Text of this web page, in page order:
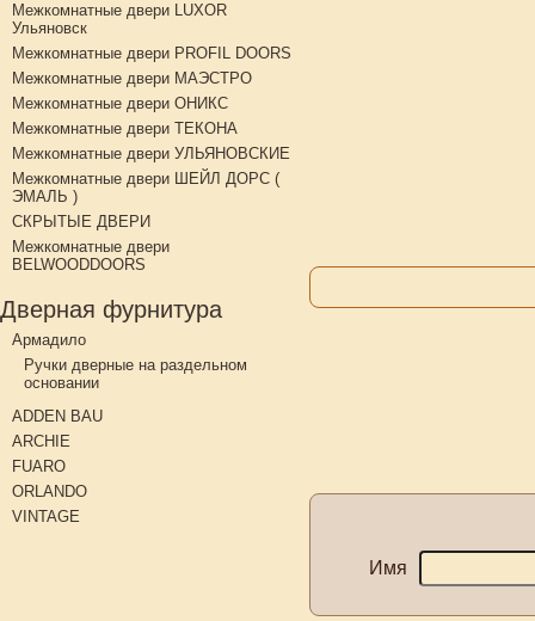
Межкомнатные двери LUXOR
Ульяновск
Межкомнатные двери PROFIL DOORS
Межкомнатные двери МАЭСТРО
Межкомнатные двери ОНИКС
Межкомнатные двери ТЕКОНА
Межкомнатные двери УЛЬЯНОВСКИЕ
Межкомнатные двери ШЕЙЛ ДОРС (
ЭМАЛЬ )
СКРЫТЫЕ ДВЕРИ
Межкомнатные двери
BELWOODDOORS
Дверная фурнитура
Армадило
Ручки дверные на раздельном
основании
ADDEN BAU
ARCHIE
FUARO
ORLANDO
VINTAGE
Имя